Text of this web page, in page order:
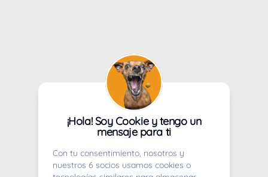
¡Hola! Soy Cookie y tengo un
mensaje para ti
Con tu consentimiento, nosotros y
nuestros 6 socios usamos cookies o